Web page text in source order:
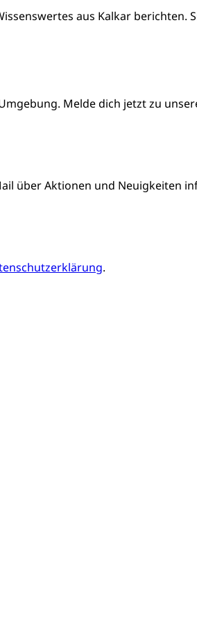
aus Kalkar berichten.
Melde dich jetzt zu
über Aktionen und Neuigkeiten
.